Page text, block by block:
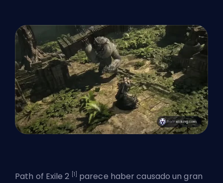
Path of Exile 2 [1]
parece haber causado un gran